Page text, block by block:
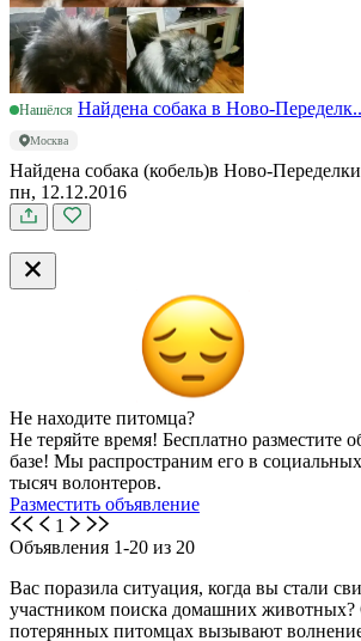
Нашёлся Найдена собака в Ново-
Москва
Найдена собака (кобель)в Ново-
пн, 12.12.2016
Не находите питомца?
Не теряйте время! Бесплатно разместите
базе! Мы распространим его в
тысяч волонтеров.
Разместить объявление
1
Объявления 1-20 из 20
Вас поразила ситуация, когда вы стали
участником поиска домашних животных?
потерянных питомцах вызывают